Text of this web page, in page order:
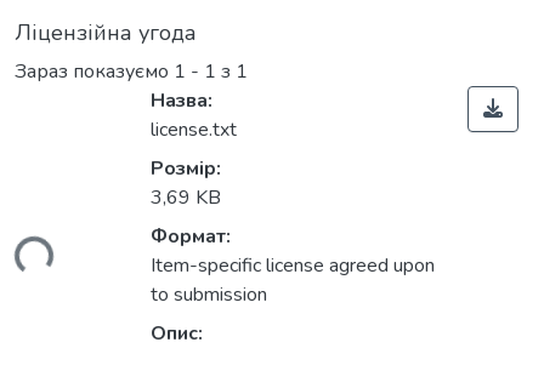
Ліцензійна угода
Зараз показуємо 1 - 1 з 1
Назва:
license.txt
Розмір:
3,69 KB
Формат:
Item-specific license agreed upon
to submission
Опис: